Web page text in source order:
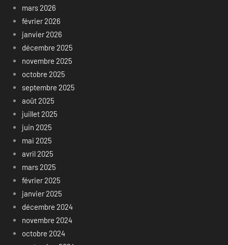
mars 2026
février 2026
janvier 2026
décembre 2025
novembre 2025
octobre 2025
septembre 2025
août 2025
juillet 2025
juin 2025
mai 2025
avril 2025
mars 2025
février 2025
janvier 2025
décembre 2024
novembre 2024
octobre 2024